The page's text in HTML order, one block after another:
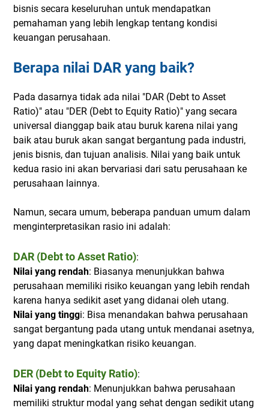
bisnis secara keseluruhan untuk mendapatkan
pemahaman yang lebih lengkap tentang kondisi
keuangan perusahaan.
Berapa nilai DAR yang baik?
Pada dasarnya tidak ada nilai "DAR (Debt to Asset
Ratio)" atau "DER (Debt to Equity Ratio)" yang secara
universal dianggap baik atau buruk karena nilai yang
baik atau buruk akan sangat bergantung pada industri,
jenis bisnis, dan tujuan analisis. Nilai yang baik untuk
kedua rasio ini akan bervariasi dari satu perusahaan ke
perusahaan lainnya.
Namun, secara umum, beberapa panduan umum dalam
menginterpretasikan rasio ini adalah:
DAR (Debt to Asset Ratio):
Nilai yang rendah: Biasanya menunjukkan bahwa
perusahaan memiliki risiko keuangan yang lebih rendah
karena hanya sedikit aset yang didanai oleh utang.
Nilai yang tinggi: Bisa menandakan bahwa perusahaan
sangat bergantung pada utang untuk mendanai asetnya,
yang dapat meningkatkan risiko keuangan.
DER (Debt to Equity Ratio):
Nilai yang rendah: Menunjukkan bahwa perusahaan
memiliki struktur modal yang sehat dengan sedikit utang